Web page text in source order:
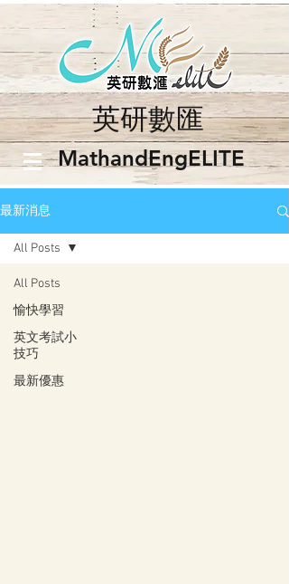
英研數匯
​MathandEngELITE
最新消息
All Posts
愉快學習
英文考試小
技巧
最新優惠
All Posts